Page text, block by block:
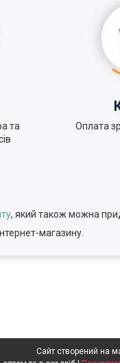
та
Оплата
, який також можна
магазину.
Сайт створений на